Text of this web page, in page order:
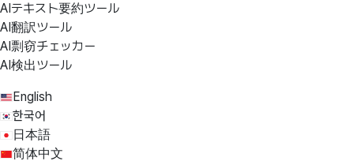
AIテキスト要約ツール
AI翻訳ツール
AI剽窃チェッカー
AI検出ツール
English
한국어
日本語
简体中文